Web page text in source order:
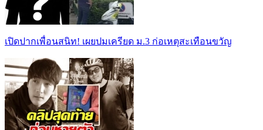
เปิดปากเพื่อนสนิท! เผยปมเครียด ม.3 ก่อเหตุสะเทือนขวัญ